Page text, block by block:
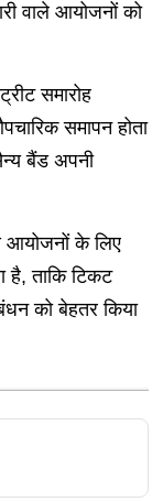
वाले आयोजनों को
समारोह
समापन होता
बैंड अपनी
आयोजनों के लिए
है, ताकि टिकट
को बेहतर किया